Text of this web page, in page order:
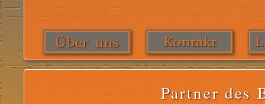
Partner des